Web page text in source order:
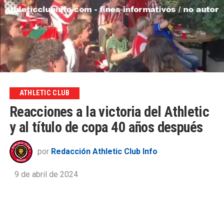
ATHLETIC CLUB
Reacciones a la victoria del Athletic
y al título de copa 40 años después
por Redacción Athletic Club Info
9 de abril de 2024